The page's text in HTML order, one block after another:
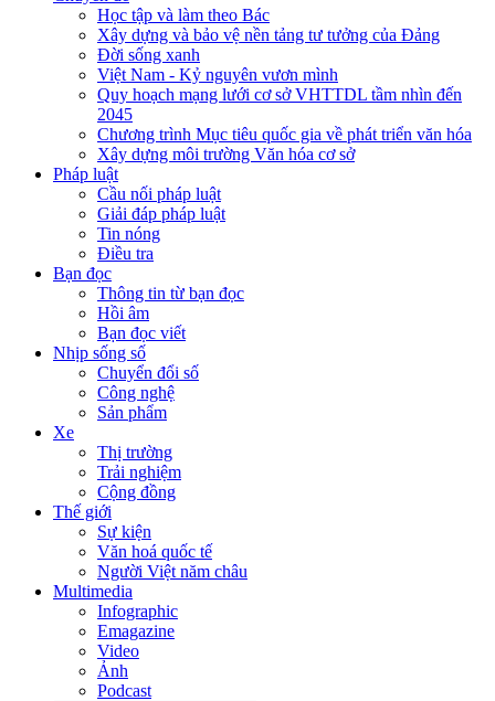
Học tập và làm theo Bác
Xây dựng và bảo vệ nền tảng tư tưởng của Đảng
Đời sống xanh
Việt Nam - Kỷ nguyên vươn mình
Quy hoạch mạng lưới cơ sở VHTTDL tầm nhìn đến
2045
Chương trình Mục tiêu quốc gia về phát triển văn hóa
Xây dựng môi trường Văn hóa cơ sở
Pháp luật
Cầu nối pháp luật
Giải đáp pháp luật
Tin nóng
Điều tra
Bạn đọc
Thông tin từ bạn đọc
Hồi âm
Bạn đọc viết
Nhịp sống số
Chuyển đổi số
Công nghệ
Sản phẩm
Xe
Thị trường
Trải nghiệm
Cộng đồng
Thế giới
Sự kiện
Văn hoá quốc tế
Người Việt năm châu
Multimedia
Infographic
Emagazine
Video
Ảnh
Podcast